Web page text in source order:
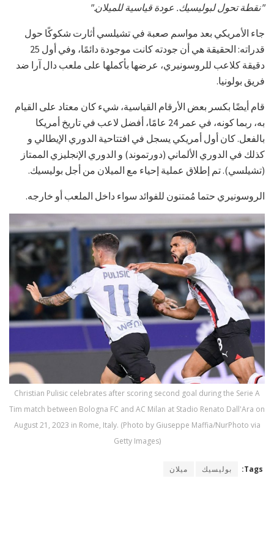
"نقطة تحول لبوليسيك. عودة قياسية للميلان."
جاء الأمريكي بعد مواسم صعبة في تشيلسي أثارت شكوكًا حول
قدراته: الحقيقة هي أن جودته كانت موجودة دائمًا، وفي أول 25
دقيقة كلاعب للروسونيري، عرضها بأكملها على ملعب دال آرا ضد
فريق بولونيا.
قام أيضًا بكسر بعض الأرقام القياسية، شيء كان معتاد على القيام
به، ربما كونه، في عمر 24 عامًا، أفضل لاعب في تاريخ أمريكا
بالفعل. كان أول أمريكي يسجل في افتتاحية الدوري الإيطالي و
كذلك في الدوري الألماني (دورتموند) و الدوري الإنجليزي الممتاز
(تشيلسي). تم إطلاق عملية إحياء مع الميلان من أجل بوليسيك.
الروسونيري حتما مُمتنون للفوائد سواء داخل الملعب أو خارجه.
Christian Pulisic celebrates after scoring second goal during the Serie A
Tim match between Bologna FC and AC Milan at Stadio Renato Dall'Ara on
August 21, 2023 in Rome, Italy. (Photo by Giuseppe Maffia/NurPhoto via
Getty Images)
Tags: بوليسيك ميلان